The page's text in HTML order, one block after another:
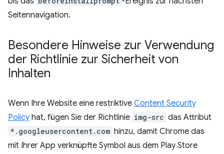
Seitennavigation.
Besondere Hinweise zur Verwendung
der Richtlinie zur Sicherheit von
Inhalten
Wenn Ihre Website eine restriktive Content Security
Policy hat, fügen Sie der Richtlinie img-src das Attribut
*.googleusercontent.com hinzu, damit Chrome das
mit Ihrer App verknüpfte Symbol aus dem Play Store